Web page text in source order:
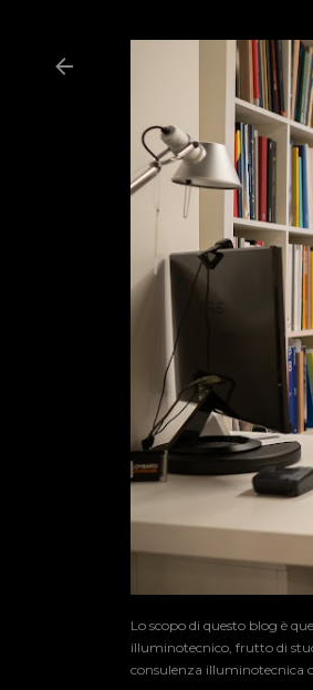
Lo scopo di questo blog è
illuminotecnico, frutto di
consulenza illuminotecnica